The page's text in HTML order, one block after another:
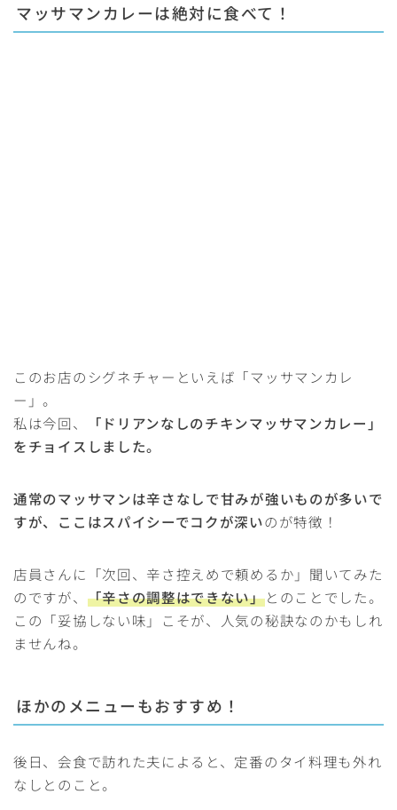
マッサマンカレーは絶対に食べて！
このお店のシグネチャーといえば「マッサマンカレ
ー」。
私は今回、
「ドリアンなしのチキンマッサマンカレー」
をチョイスしました。
通常のマッサマンは辛さなしで甘みが強いものが多いで
すが、ここはスパイシーでコクが深いのが特徴！
店員さんに「次回、辛さ控えめで頼めるか」聞いてみた
のですが、 「辛さの調整はできない」とのことでした。
この「妥協しない味」こそが、人気の秘訣なのかもしれ
ませんね。
ほかのメニューもおすすめ！
後日、会食で訪れた夫によると、定番のタイ料理も外れ
なしとのこと。